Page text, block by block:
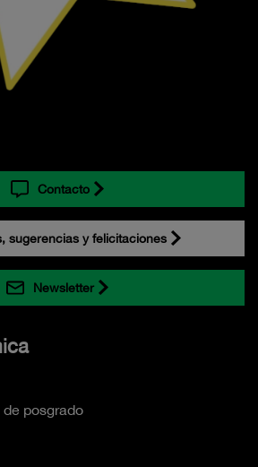
Contacto
sugerencias y felicitaciones
Newsletter
posgrado